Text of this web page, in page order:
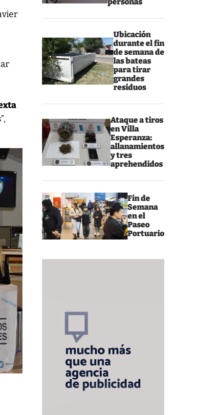
Ubicación
durante el fin
de semana de
las bateas
para tirar
grandes
residuos
Ataque a tiros
en Villa
Esperanza:
allanamientos
y tres
aprehendidos
Fin de
Semana
en el
Paseo
Portuario